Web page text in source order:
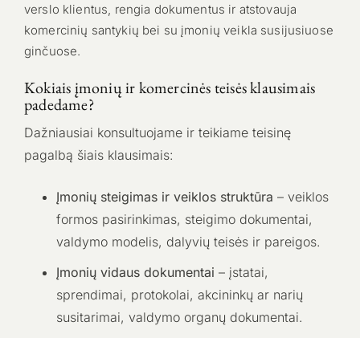
verslo klientus, rengia dokumentus ir atstovauja
komercinių santykių bei su įmonių veikla susijusiuose
ginčuose.
Kokiais įmonių ir komercinės teisės klausimais
padedame?
Dažniausiai konsultuojame ir teikiame teisinę
pagalbą šiais klausimais:
Įmonių steigimas ir veiklos struktūra – veiklos
formos pasirinkimas, steigimo dokumentai,
valdymo modelis, dalyvių teisės ir pareigos.
Įmonių vidaus dokumentai – įstatai,
sprendimai, protokolai, akcininkų ar narių
susitarimai, valdymo organų dokumentai.